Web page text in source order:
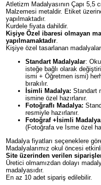
Atletizm Madalyasının Çapı 5,5
Malzemesi metaldir. Etiket
yapılmaktadır.
Kurdele fiyata dahildir.
Kişiye Özel ibaresi olmayan
yapılmamaktadır.
Kişiye özel tasarlanan
Standart Madalyalar:
isteğe bağlı olarak
ismi + Öğretmen ismi)
bırakılır.
İsimli Madalya: Standart
ismine özel hazırlanır.
Fotoğraflı Madalya:
resmiyle hazırlanır.
Fotoğraf +İsimli
(Fotoğrafa ve İsme özel
Madalya fiyatları seçeneklere
Madalyalarımız okul öncesi
Site üzerinden verilen
Üretici olmamızdan dolayı
madalyasıdır.
En az 10 adet sipariş edilebilir.